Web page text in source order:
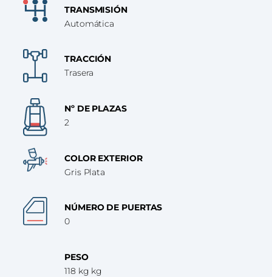
TRANSMISIÓN
Automática
TRACCIÓN
Trasera
Nº DE PLAZAS
2
COLOR EXTERIOR
Gris Plata
NÚMERO DE PUERTAS
0
PESO
118 kg kg